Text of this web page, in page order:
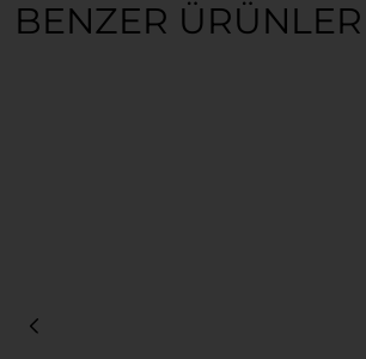
BENZER ÜRÜNLER